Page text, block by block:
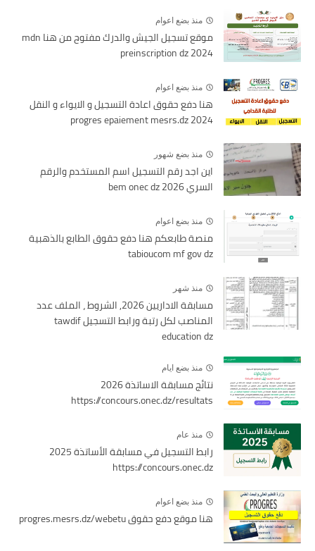
منذ بضع اعوام
موقع تسجيل الجيش والدرك مفتوح من هنا mdn
preinscription dz 2024
منذ بضع اعوام
هنا دفع حقوق اعادة التسجيل و الايواء و النقل
2024 progres epaiement mesrs.dz
منذ بضع شهور
اين اجد رقم التسجيل اسم المستخدم والرقم
السري bem onec dz 2026
منذ بضع اعوام
منصة طابعكم هنا دفع حقوق الطابع بالذهبية
tabioucom mf gov dz
منذ شهر
مسابقة الاداريين 2026, الشروط ، الملف عدد
المناصب لكل رتبة ورابط التسجيل tawdif
education dz
منذ بضع ايام
نتائج مسابقة الاساتذة 2026
https://concours.onec.dz/resultats
منذ عام
رابط التسجيل في مسابقة الأساتذة 2025
https://concours.onec.dz
منذ بضع اعوام
هنا موقع دفع حقوق progres.mesrs.dz/webetu